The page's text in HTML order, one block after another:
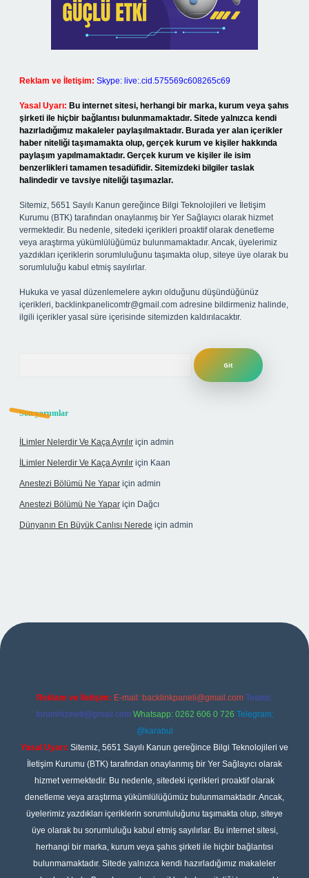
Reklam ve İletişim: Skype: live:.cid.575569c608265c69
Yasal Uyarı: Bu internet sitesi, herhangi bir marka, kurum veya şahıs
şirketi ile hiçbir bağlantısı bulunmamaktadır. Sitede yalnızca kendi
hazırladığımız makaleler paylaşılmaktadır. Burada yer alan içerikler
haber niteliği taşımamakta olup, gerçek kurum ve kişiler hakkında
paylaşım yapılmamaktadır. Gerçek kurum ve kişiler ile isim
benzerlikleri tamamen tesadüfidir. Sitemizdeki bilgiler taslak
halindedir ve tavsiye niteliği taşımazlar.
Sitemiz, 5651 Sayılı Kanun gereğince Bilgi Teknolojileri ve İletişim
Kurumu (BTK) tarafından onaylanmış bir Yer Sağlayıcı olarak hizmet
vermektedir. Bu nedenle, sitedeki içerikleri proaktif olarak denetleme
veya araştırma yükümlülüğümüz bulunmamaktadır. Ancak, üyelerimiz
yazdıkları içeriklerin sorumluluğunu taşımakta olup, siteye üye olarak bu
sorumluluğu kabul etmiş sayılırlar.
Hukuka ve yasal düzenlemelere aykırı olduğunu düşündüğünüz
içerikleri, backlinkpanelicomtr@gmail.com adresine bildirmeniz halinde,
ilgili içerikler yasal süre içerisinde sitemizden kaldırılacaktır.
Son yorumlar
İLimler Nelerdir Ve Kaça Ayrılır için admin
İLimler Nelerdir Ve Kaça Ayrılır için Kaan
Anestezi Bölümü Ne Yapar için admin
Anestezi Bölümü Ne Yapar için Dağcı
Dünyanın En Büyük Canlısı Nerede için admin
giriş
Reklam ve İletişim: E-mail: backlinkpaneli@gmail.com Teams:
forumhizmeti@gmail.com Whatsapp: 0262 606 0 726 Telegram:
@karabul
Yasal Uyarı: Sitemiz, 5651 Sayılı Kanun gereğince Bilgi Teknolojileri ve
İletişim Kurumu (BTK) tarafından onaylanmış bir Yer Sağlayıcı olarak
hizmet vermektedir. Bu nedenle, sitedeki içerikleri proaktif olarak
denetleme veya araştırma yükümlülüğümüz bulunmamaktadır. Ancak,
üyelerimiz yazdıkları içeriklerin sorumluluğunu taşımakta olup, siteye
üye olarak bu sorumluluğu kabul etmiş sayılırlar. Bu internet sitesi,
herhangi bir marka, kurum veya şahıs şirketi ile hiçbir bağlantısı
bulunmamaktadır. Sitede yalnızca kendi hazırladığımız makaleler